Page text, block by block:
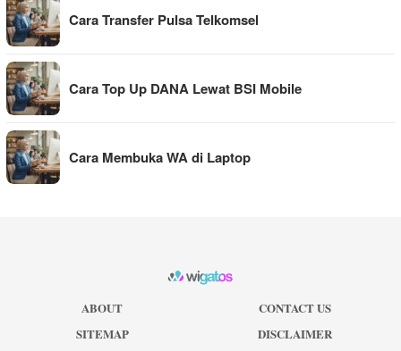
Cara Transfer Pulsa Telkomsel
Cara Top Up DANA Lewat BSI Mobile
Cara Membuka WA di Laptop
ABOUT
CONTACT US
SITEMAP
DISCLAIMER